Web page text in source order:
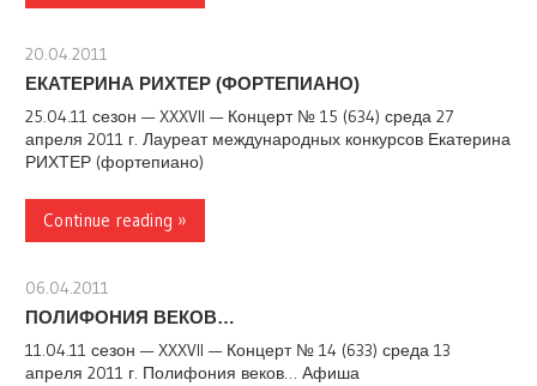
20.04.2011
ЕКАТЕРИНА РИХТЕР (ФОРТЕПИАНО)
25.04.11 сезон — XXXVII — Концерт № 15 (634) среда 27
апреля 2011 г. Лауреат международных конкурсов Екатерина
РИХТЕР (фортепиано)
Continue reading »
06.04.2011
ПОЛИФОНИЯ ВЕКОВ…
11.04.11 сезон — XXXVII — Концерт № 14 (633) среда 13
апреля 2011 г. Полифония веков… Афиша